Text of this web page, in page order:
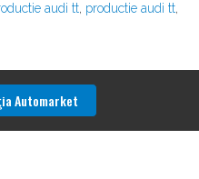
audi tt, productie audi tt,
Automarket